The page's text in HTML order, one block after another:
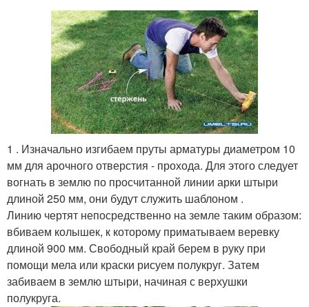
1 . Изначально изгибаем пруты арматуры диаметром 10
мм для арочного отверстия - прохода. Для этого следует
вогнать в землю по просчитанной линии арки штыри
длиной 250 мм, они будут служить шаблоном .
Линию чертят непосредственно на земле таким образом:
вбиваем колышек, к которому приматываем веревку
длиной 900 мм. Свободный край берем в руку при
помощи мела или краски рисуем полукруг. Затем
забиваем в землю штыри, начиная с верхушки
полукруга.